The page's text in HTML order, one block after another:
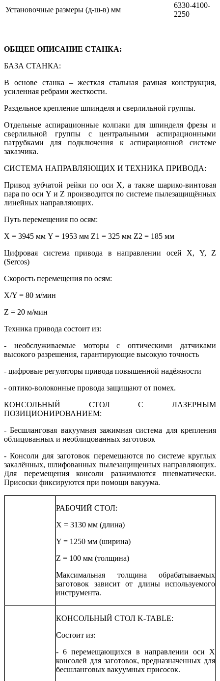
Установочные размеры (д-ш-в) мм
6330-4100-
2250
ОБЩЕЕ ОПИСАНИЕ СТАНКА:
БАЗА СТАНКА:
В основе станка – жесткая стальная рамная конструкция,
усиленная ребрами жесткости.
Раздельное крепление шпинделя и сверлильной группы.
Отдельные аспирационные колпаки для шпинделя фрезы и
сверлильной группы с центральными аспирационными
патрубками для подключения к аспирационной системе
заказчика.
СИСТЕМА НАПРАВЛЯЮЩИХ И ТЕХНИКА ПРИВОДА:
Привод зубчатой рейки по оси X, а также шарико-винтовая
пара по оси Y и Z производится по системе пылезащищённых
линейных направляющих.
Путь перемещения по осям:
X = 3945 мм Y = 1953 мм Z1 = 325 мм Z2 = 185 мм
Цифровая система привода в направлении осей X, Y, Z
(Sercos)
Скорость перемещения по осям:
X/Y = 80 м/мин
Z = 20 м/мин
Техника привода состоит из:
- необслуживаемые моторы с оптическими датчиками
высокого разрешения, гарантирующие высокую точность
- цифровые регуляторы привода повышенной надёжности
- оптико-волоконные провода защищают от помех.
КОНСОЛЬНЫЙ СТОЛ С ЛАЗЕРНЫМ
ПОЗИЦИОНИРОВАНИЕМ:
- Бесшланговая вакуумная зажимная система для крепления
облицованных и необлицованных заготовок
- Консоли для заготовок перемещаются по системе круглых
закалённых, шлифованных пылезащищенных направляющих.
Для перемещения консоли разжимаются пневматически.
Присоски фиксируются при помощи вакуума.
РАБОЧИЙ СТОЛ:
X = 3130 мм (длина)
Y = 1250 мм (ширина)
Z = 100 мм (толщина)
Максимальная толщина обрабатываемых
заготовок зависит от длины используемого
инструмента.
КОНСОЛЬНЫЙ СТОЛ K-TABLE:
Состоит из:
- 6 перемещающихся в направлении оси Х
консолей для заготовок, предназначенных для
бесшланговых вакуумных присосок.